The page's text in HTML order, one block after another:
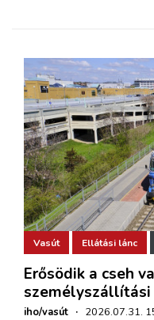
Vasút Ellátási lánc
Erősödik a cseh
személyszállítási
iho/vasút · 2026.07.31.